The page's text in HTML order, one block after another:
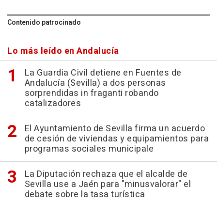
Contenido patrocinado
Lo más leído en Andalucía
La Guardia Civil detiene en Fuentes de
Andalucía (Sevilla) a dos personas
sorprendidas in fraganti robando
catalizadores
El Ayuntamiento de Sevilla firma un acuerdo
de cesión de viviendas y equipamientos para
programas sociales municipale
La Diputación rechaza que el alcalde de
Sevilla use a Jaén para "minusvalorar" el
debate sobre la tasa turística